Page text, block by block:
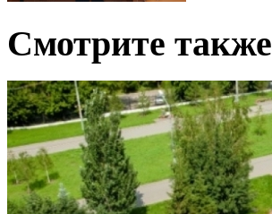
Смотрите также